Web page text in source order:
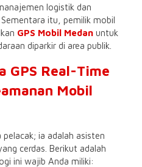
logistik dan
itu, pemilik mobil
GPS Mobil Medan untuk
diparkir di area publik.
GPS Real-Time
Mobil
ia adalah asisten
cerdas. Berikut adalah
ini wajib Anda miliki: